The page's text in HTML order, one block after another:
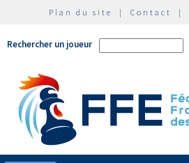
Plan du site | Contact |
Rechercher un joueur